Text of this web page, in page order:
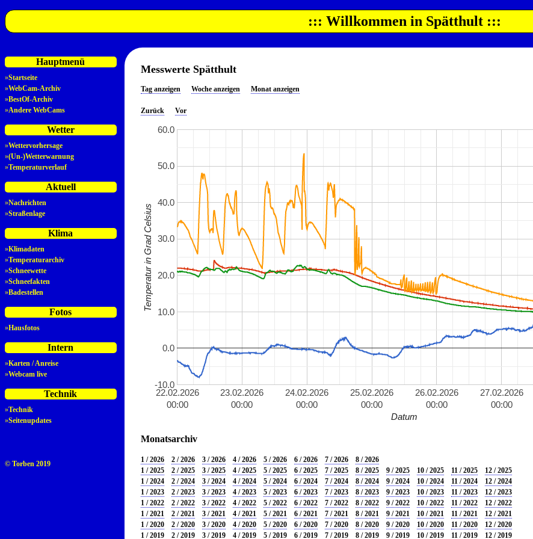
::: Willkommen in Spätthult :::
Hauptmenü
»Startseite
»WebCam-Archiv
»BestOf-Archiv
»Andere WebCams
Wetter
»Wettervorhersage
»(Un-)Wetterwarnung
»Temperaturverlauf
Aktuell
»Nachrichten
»Straßenlage
Klima
»Klimadaten
»Temperaturarchiv
»Schneewette
»Schneefakten
»Badestellen
Fotos
»Hausfotos
Intern
»Karten / Anreise
»Webcam live
Technik
»Technik
»Seitenupdates
© Torben 2019
Messwerte Spätthult
Tag anzeigen Woche anzeigen Monat anzeigen
Zurück Vor
22.02.2026
00:00
23.02.2026
00:00
24.02.2026
00:00
25.02.2026
00:00
26.02.2026
00:00
27.02.2026
00:00
-10.0
0.0
10.0
20.0
30.0
40.0
50.0
60.0
Datum
Temperatur in Grad Celsius
Monatsarchiv
1 / 2026 2 / 2026 3 / 2026 4 / 2026 5 / 2026 6 / 2026 7 / 2026
8 / 2026
1 / 2025
2 / 2025 3 / 2025 4 / 2025 5 / 2025 6 / 2025 7 / 2025 8 / 2025 9 / 2025 10 / 2025 11 / 2025
12 / 2025
1 / 2024
2 / 2024 3 / 2024 4 / 2024 5 / 2024 6 / 2024 7 / 2024 8 / 2024 9 / 2024 10 / 2024 11 / 2024
12 / 2024
1 / 2023
2 / 2023 3 / 2023 4 / 2023 5 / 2023 6 / 2023 7 / 2023 8 / 2023 9 / 2023 10 / 2023 11 / 2023
12 / 2023
1 / 2022
2 / 2022 3 / 2022 4 / 2022 5 / 2022 6 / 2022 7 / 2022 8 / 2022 9 / 2022 10 / 2022 11 / 2022
12 / 2022
1 / 2021
2 / 2021 3 / 2021 4 / 2021 5 / 2021 6 / 2021 7 / 2021 8 / 2021 9 / 2021 10 / 2021 11 / 2021
12 / 2021
1 / 2020
2 / 2020 3 / 2020 4 / 2020 5 / 2020 6 / 2020 7 / 2020 8 / 2020 9 / 2020 10 / 2020 11 / 2020
12 / 2020
1 / 2019
2 / 2019 3 / 2019 4 / 2019 5 / 2019 6 / 2019 7 / 2019 8 / 2019 9 / 2019 10 / 2019 11 / 2019 12 / 2019